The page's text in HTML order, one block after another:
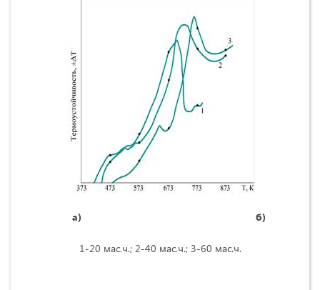
а) б)
1-20 мас.ч.; 2-40 мас.ч.; 3-60 мас.ч.